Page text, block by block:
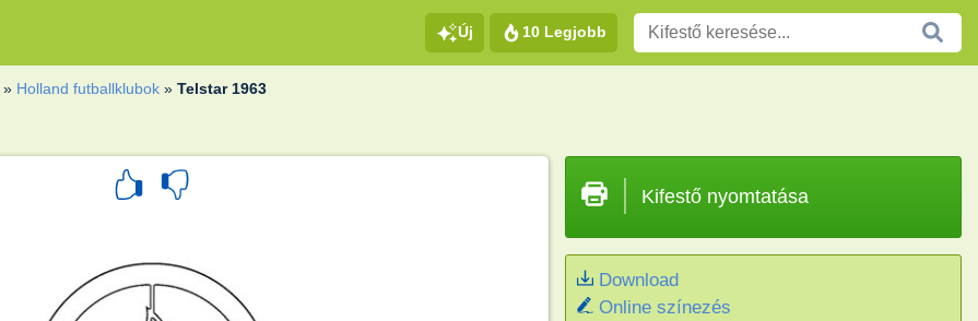
Új 10 Legjobb
» Holland futballklubok »Telstar 1963
Kifestő nyomtatása
Download
Online színezés